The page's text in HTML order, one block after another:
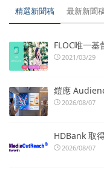
精選新聞稿 最新新聞
FLOC唯一
2021/03/29
鎧應
2026/08/07
HDBank 取
2026/08/07